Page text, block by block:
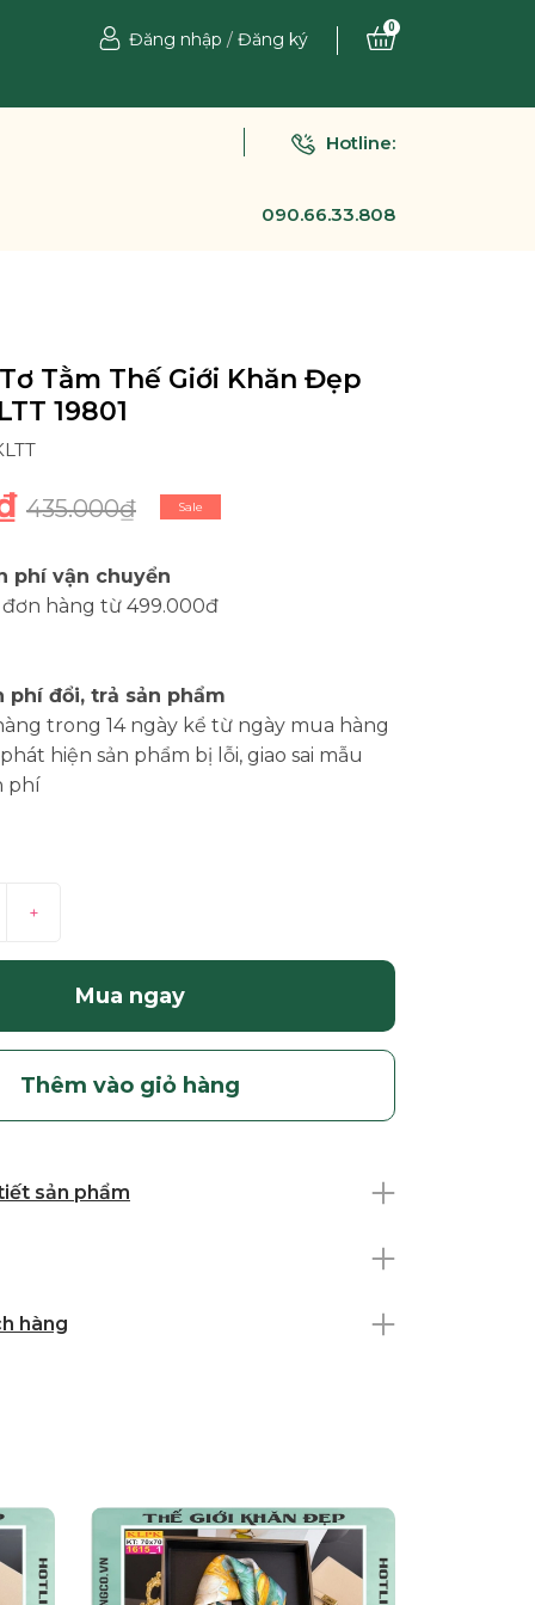
Đăng nhập / Đăng ký
0
Hotline:
090.66.33.808
Tằm Thế Giới Khăn Đẹp
19801
435.000₫ Sale
phí vận chuyển
đơn hàng từ 499.000đ
phí đổi, trả sản phẩm
trong 14 ngày kể từ ngày mua hàng
hiện sản phẩm bị lỗi, giao sai mẫu
phí
+
Mua ngay
Thêm vào giỏ hàng
sản phẩm
hàng